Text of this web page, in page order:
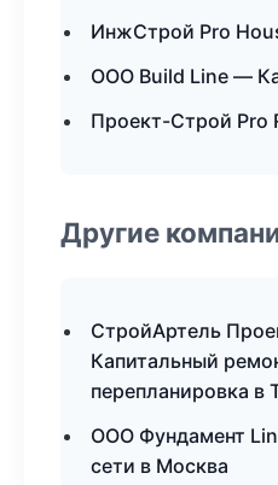
ИнжСтрой Pro
ООО Build Line —
Проект-Строй Pro
Другие
СтройАртель
Капитальный
перепланировка в
ООО Фундамент
сети в Москва